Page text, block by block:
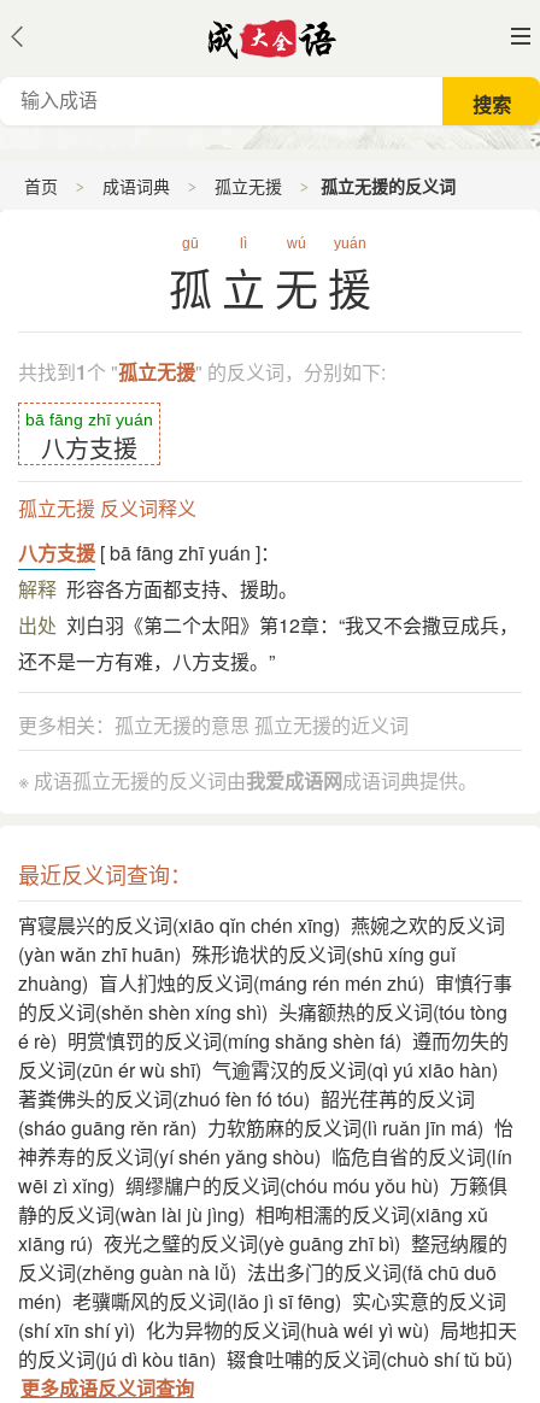
首页 成语词典 孤立无援 孤立无援的反义词
gū lì wú yuán
孤立无援
共找到1个 "孤立无援" 的反义词，分别如下:
bā fāng zhī yuán
八方支援
孤立无援 反义词释义
八方支援 [ bā fāng zhī yuán ]：
解释 形容各方面都支持、援助。
出处 刘白羽《第二个太阳》第12章：“我又不会撒豆成兵，
还不是一方有难，八方支援。”
更多相关： 孤立无援的意思 孤立无援的近义词
※ 成语孤立无援的反义词由我爱成语网成语词典提供。
最近反义词查询：
宵寝晨兴的反义词(xiāo qǐn chén xīng) 燕婉之欢的反义词
(yàn wǎn zhī huān) 殊形诡状的反义词(shū xíng guǐ
zhuàng) 盲人扪烛的反义词(máng rén mén zhú) 审慎行事
的反义词(shěn shèn xíng shì) 头痛额热的反义词(tóu tòng
é rè) 明赏慎罚的反义词(míng shǎng shèn fá) 遵而勿失的
反义词(zūn ér wù shī) 气逾霄汉的反义词(qì yú xiāo hàn)
著粪佛头的反义词(zhuó fèn fó tóu) 韶光荏苒的反义词
(sháo guāng rěn rǎn) 力软筋麻的反义词(lì ruǎn jīn má) 怡
神养寿的反义词(yí shén yǎng shòu) 临危自省的反义词(lín
wēi zì xǐng) 绸缪牖户的反义词(chóu móu yǒu hù) 万籁俱
静的反义词(wàn lài jù jìng) 相呴相濡的反义词(xiāng xǔ
xiāng rú) 夜光之璧的反义词(yè guāng zhī bì) 整冠纳履的
反义词(zhěng guàn nà lǚ) 法出多门的反义词(fǎ chū duō
mén) 老骥嘶风的反义词(lǎo jì sī fēng) 实心实意的反义词
(shí xīn shí yì) 化为异物的反义词(huà wéi yì wù) 局地扣天
的反义词(jú dì kòu tiān) 辍食吐哺的反义词(chuò shí tǔ bǔ)
更多成语反义词查询